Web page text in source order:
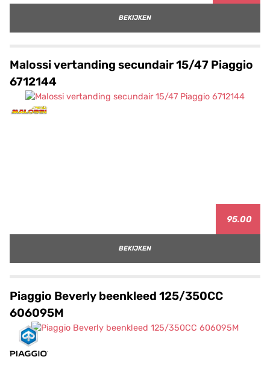
BEKIJKEN
Malossi vertanding secundair 15/47 Piaggio
6712144
95.00
BEKIJKEN
Piaggio Beverly beenkleed 125/350CC
606095M